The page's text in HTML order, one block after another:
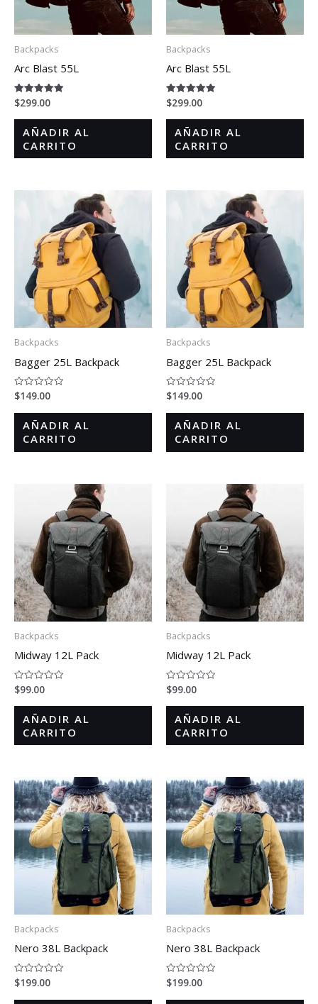
Backpacks
Arc Blast 55L
Valorado en
5.00
de 5
$299.00
AÑADIR AL
CARRITO
Backpacks
Arc Blast 55L
Valorado en
5.00
de 5
$299.00
AÑADIR AL
CARRITO
Backpacks
Bagger 25L Backpack
Valorado
en
0
$149.00
AÑADIR AL
CARRITO
Backpacks
Bagger 25L Backpack
Valorado
en
0
$149.00
AÑADIR AL
CARRITO
Backpacks
Midway 12L Pack
Valorado
en
0
$99.00
AÑADIR AL
CARRITO
Backpacks
Midway 12L Pack
Valorado
en
0
$99.00
AÑADIR AL
CARRITO
Backpacks
Nero 38L Backpack
Valorado
en
0
$199.00
Backpacks
Nero 38L Backpack
Valorado
en
0
$199.00